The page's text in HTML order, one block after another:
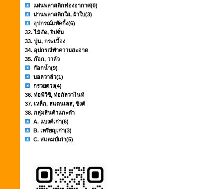
แผ่นพลาสติกฟองอากาศ(0)
ม่านพลาสติกใส, ผ้าใบ(3)
อุปกรณ์แพ๊คกิ้ง(6)
32. ไม้อัด, ยิปซั่ม
33. ปูน, กระเบื้อง
34. อุปกรณ์ทำความสะอาด
35. ก๊อก, วาล์ว
ก๊อกน้ำ(9)
บอลวาล์ว(1)
กรวยตวง(4)
36. ท่อพีวีซี, ท่อกัลวาไนท์
37. เหล็ก, สแตนเลส, ซิงค์
38. กลุ่มสินค้าแกะดำ
A. แบงค์เก่า(6)
B. เหรียญเก่า(3)
C. สแตมป์เก่า(5)